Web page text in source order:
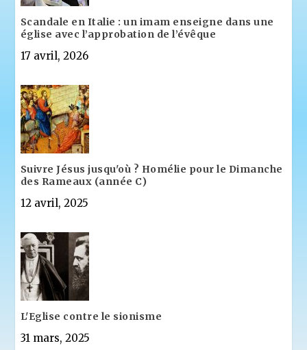
Scandale en Italie : un imam enseigne dans une
église avec l’approbation de l’évêque
17 avril, 2026
Suivre Jésus jusqu'où ? Homélie pour le Dimanche
des Rameaux (année C)
12 avril, 2025
L'Eglise contre le sionisme
31 mars, 2025